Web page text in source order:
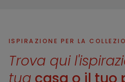
ISPIRAZIONE PER LA
Trova qui